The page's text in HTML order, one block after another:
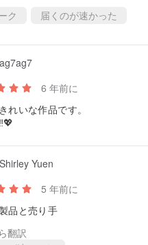
ク
届くのが速かった
ag7ag7
6 年前に
れいな作品です。
Shirley Yuen
5 年前に
品と売り手
翻訳